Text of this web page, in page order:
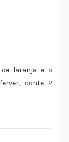
de laranja e o
conte 2